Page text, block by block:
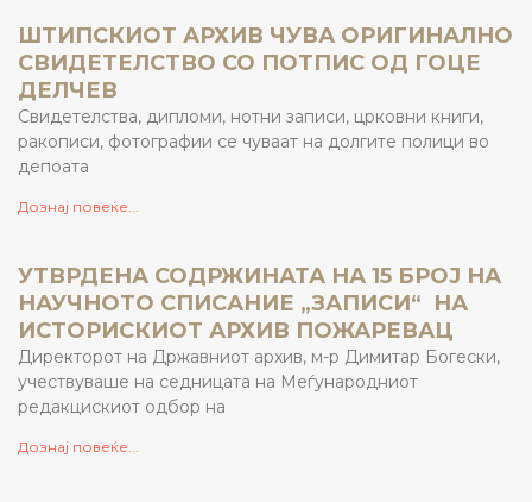
ШТИПСКИОТ АРХИВ ЧУВА ОРИГИНАЛНО
СВИДЕТЕЛСТВО СО ПОТПИС ОД ГОЦЕ
ДЕЛЧЕВ
Свидетелства, дипломи, нотни записи, црковни книги,
ракописи, фотографии се чуваат на долгите полици во
депоата
Дознај повеќе...
УТВРДЕНА СОДРЖИНАТА НА 15 БРОЈ НА
НАУЧНОТО СПИСАНИЕ „ЗАПИСИ“ НА
ИСТОРИСКИОТ АРХИВ ПОЖАРЕВАЦ
Директорот на Државниот архив, м-р Димитар Богески,
учествуваше на седницата на Меѓународниот
редакцискиот одбор на
Дознај повеќе...